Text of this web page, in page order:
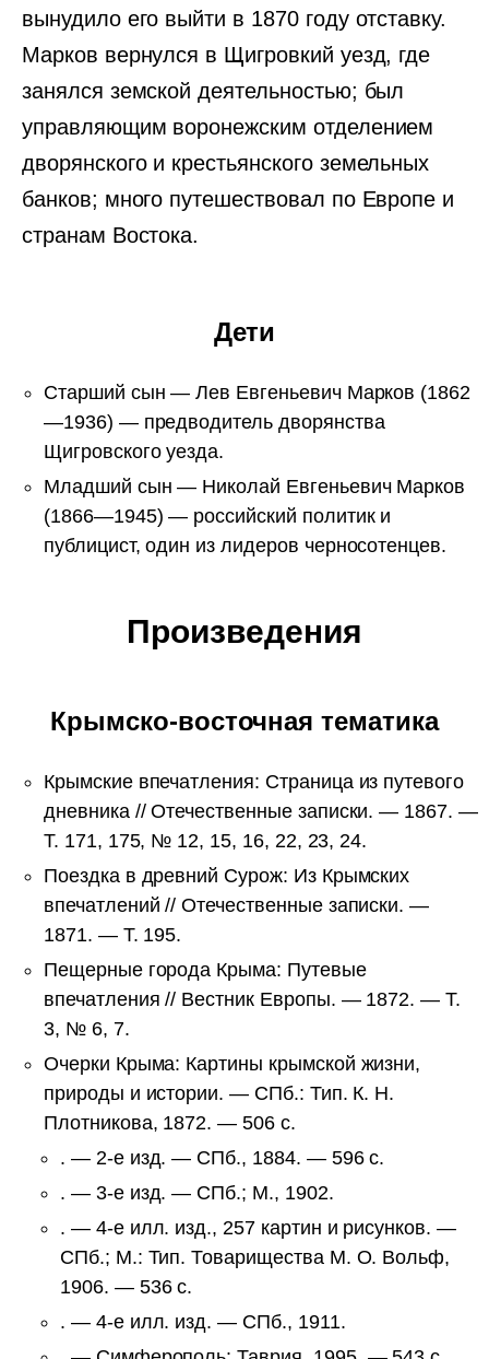
вынудило его выйти в 1870 году отставку.
Марков вернулся в Щигровкий уезд, где
занялся земской деятельностью; был
управляющим воронежским отделением
дворянского и крестьянского земельных
банков; много путешествовал по Европе и
странам Востока.
Дети
Старший сын — Лев Евгеньевич Марков (1862
—1936) — предводитель дворянства
Щигровского уезда.
Младший сын — Николай Евгеньевич Марков
(1866—1945) — российский политик и
публицист, один из лидеров черносотенцев.
Произведения
Крымско-восточная тематика
Крымские впечатления: Страница из путевого
дневника // Отечественные записки. — 1867. —
Т. 171, 175, № 12, 15, 16, 22, 23, 24.
Поездка в древний Сурож: Из Крымских
впечатлений // Отечественные записки. —
1871. — Т. 195.
Пещерные города Крыма: Путевые
впечатления // Вестник Европы. — 1872. — Т.
3, № 6, 7.
Очерки Крыма: Картины крымской жизни,
природы и истории. — СПб.: Тип. К. Н.
Плотникова, 1872. — 506 с.
. — 2-е изд. — СПб., 1884. — 596 с.
. — 3-е изд. — СПб.; М., 1902.
. — 4-е илл. изд., 257 картин и рисунков. —
СПб.; М.: Тип. Товарищества М. О. Вольф,
1906. — 536 с.
. — 4-е илл. изд. — СПб., 1911.